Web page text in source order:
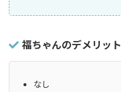
福ちゃんのデメリット
なし